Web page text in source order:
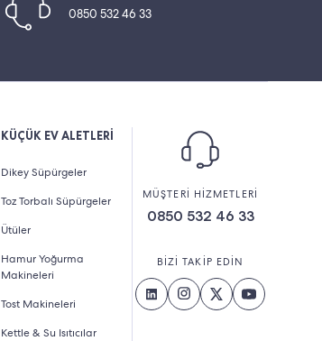
0850 532 46 33
KÜÇÜK EV ALETLERİ
Dikey Süpürgeler
Toz Torbalı Süpürgeler
Ütüler
Hamur Yoğurma
Makineleri
Tost Makineleri
Kettle & Su Isıtıcılar
MÜŞTERİ HİZMETLERİ
0850 532 46 33
BİZİ TAKİP EDİN